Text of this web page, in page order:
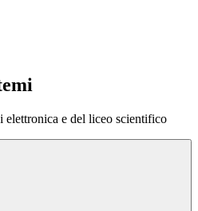
elettronica e del liceo scientifico